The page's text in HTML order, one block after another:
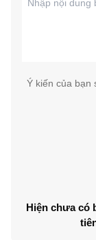
Ý kiến của bạn
Hiện chưa có